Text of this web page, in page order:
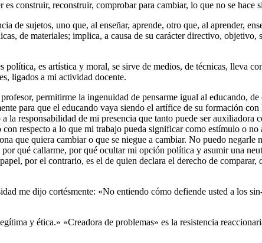
construir, reconstruir, comprobar para cambiar, lo que no se hace
de sujetos, uno que, al enseñar, aprende, otro que, al aprender,
de materiales; implica, a causa de su carácter directivo,
es artística y moral, se sirve de medios, de técnicas, lleva
ligados a mi actividad docente.
permitirme la ingenuidad de pensarme igual al educando,
para que el educando vaya siendo el artífice de su formación
la responsabilidad de mi presencia que tanto puede ser auxiliadora
respecto a lo que mi trabajo pueda significar como estímulo o
que quiera cambiar o que se niegue a cambiar. No puedo
qué callarme, por qué ocultar mi opción política y asumir una
por el contrario, es el de quien declara el derecho de
me dijo cortésmente: «No entiendo cómo defiende usted a los
y ética.» «Creadora de problemas» es la resistencia